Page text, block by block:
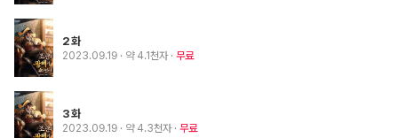
2화
2023.09.19 · 약 4.1천자 무료
3화
2023.09.19 · 약 4.3천자 무료